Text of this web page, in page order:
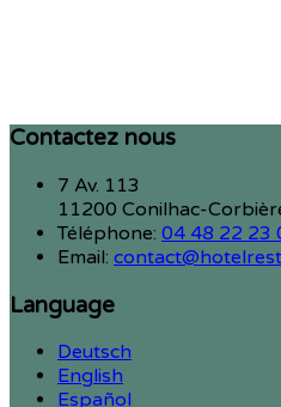
Contactez nous
7 Av. 113
11200 Conilhac-
Téléphone: 04 48 22 23
Email:
Language
Deutsch
English
Español